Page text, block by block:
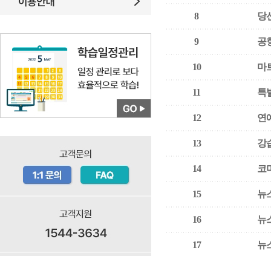
8 당
9 공
10 마
11 특
12 연
13 강
14 코
15 뉴
16 뉴
17 뉴